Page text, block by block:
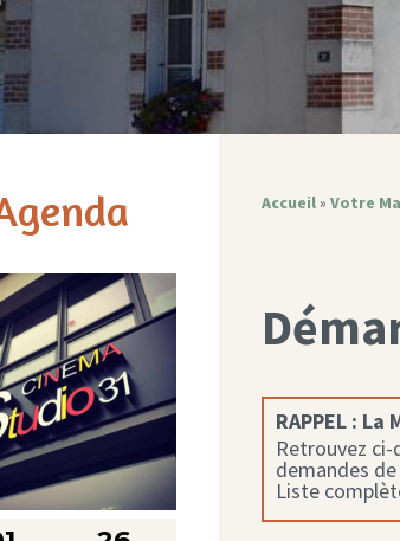
Accueil» Votre
RAPPEL : La
Retrouvez
demandes
Liste